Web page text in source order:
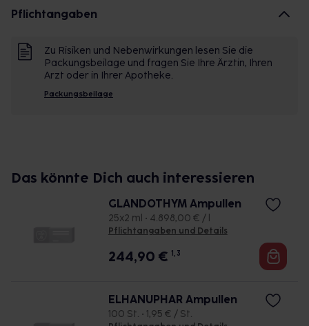
Pflichtangaben
Zu Risiken und Nebenwirkungen lesen Sie die
Packungsbeilage und fragen Sie Ihre Ärztin, Ihren
Arzt oder in Ihrer Apotheke.
Packungsbeilage
Das könnte Dich auch interessieren
GLANDOTHYM Ampullen
25x2 ml • 4.898,00 € / l
Pflichtangaben und Details
244,90 € 1, 3
ELHANUPHAR Ampullen
100 St. • 1,95 € / St.